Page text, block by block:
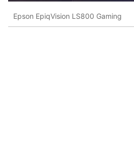
Epson EpiqVision LS800 Gaming